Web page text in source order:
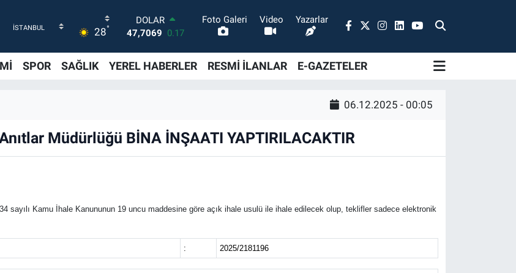
28°
DOLAR
47,7069 0.17
STERLİN
13.887
64
Foto Galeri Video Yazarlar
SPOR SAĞLIK YEREL HABERLER RESMİ İLANLAR E-GAZETELER
06.12.2025 - 00:05
Müdürlüğü BİNA İNŞAATI YAPTIRILACAKTIR
sayılı Kamu İhale Kanununun 19 uncu maddesine göre açık ihale usulü ile ihale edilecek olup, teklifler sadece elektronik
: 2025/2181196